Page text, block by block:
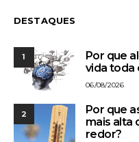
DESTAQUES
1
Por que
vida toda
06/08/2026
2
Por que
mais alta
redor?